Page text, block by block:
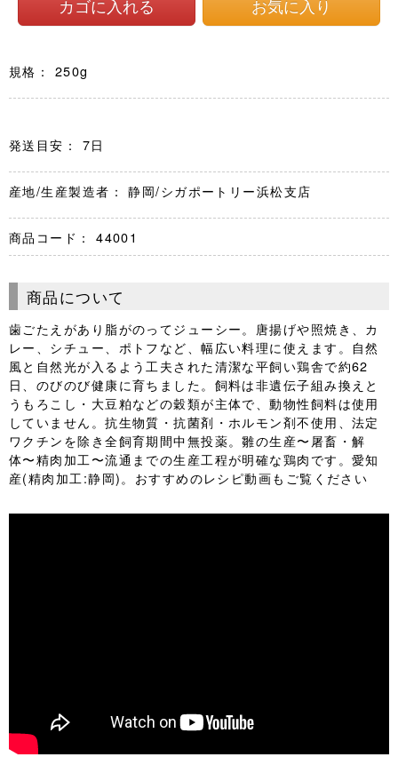
規格： 250g
発送目安： 7日
産地/生産製造者： 静岡/シガポートリー浜松支店
商品コード： 44001
商品について
歯ごたえがあり脂がのってジューシー。唐揚げや照焼き、カ
レー、シチュー、ポトフなど、幅広い料理に使えます。自然
風と自然光が入るよう工夫された清潔な平飼い鶏舎で約62
日、のびのび健康に育ちました。飼料は非遺伝子組み換えと
うもろこし・大豆粕などの穀類が主体で、動物性飼料は使用
していません。抗生物質・抗菌剤・ホルモン剤不使用、法定
ワクチンを除き全飼育期間中無投薬。雛の生産〜屠畜・解
体〜精肉加工〜流通までの生産工程が明確な鶏肉です。愛知
産(精肉加工:静岡)。おすすめのレシピ動画もご覧ください